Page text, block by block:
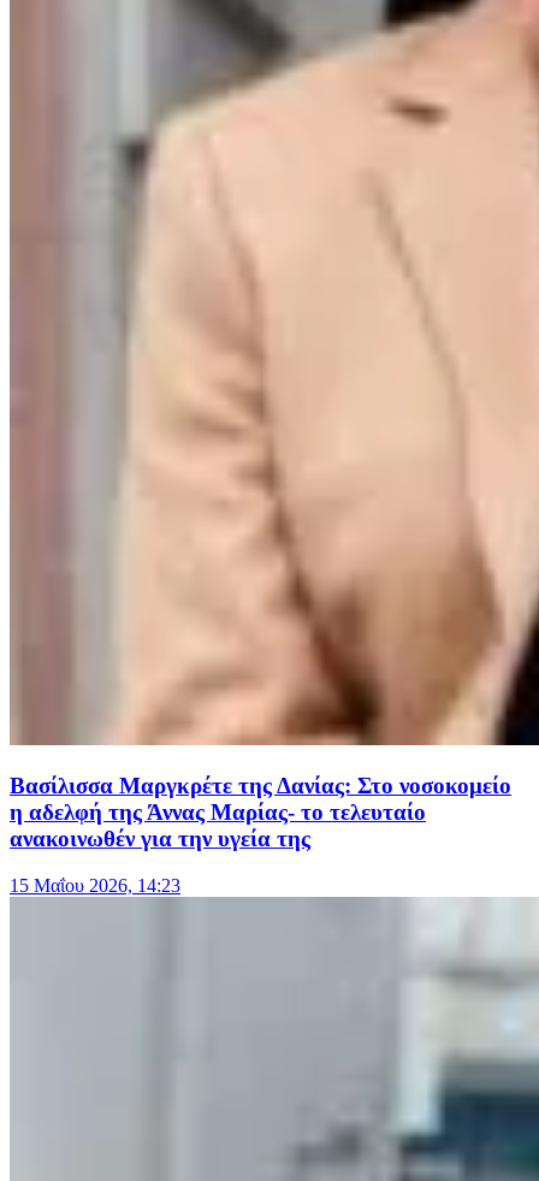
Βασίλισσα Μαργκρέτε της Δανίας: Στο νοσοκομείο
η αδελφή της Άννας Μαρίας- το τελευταίο
ανακοινωθέν για την υγεία της
15 Μαΐου 2026, 14:23